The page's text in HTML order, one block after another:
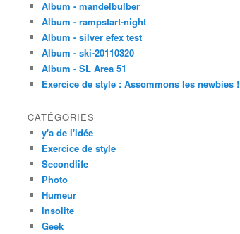
Album - mandelbulber
Album - rampstart-night
Album - silver efex test
Album - ski-20110320
Album - SL Area 51
Exercice de style : Assommons les newbies !
CATÉGORIES
y'a de l'idée
Exercice de style
Secondlife
Photo
Humeur
Insolite
Geek